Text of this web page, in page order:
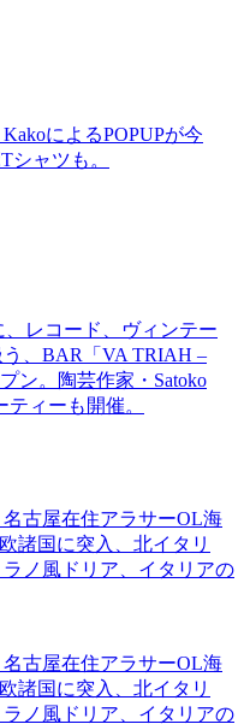
によるPOPUPが今
ャツも。
レコード、ヴィンテー
、BAR「VA TRIAH –
ン。陶芸作家・Satoko
ィーも開催。
古屋在住アラサーOL海
諸国に突入、北イタリ
ノ風ドリア、イタリアの
古屋在住アラサーOL海
諸国に突入、北イタリ
ノ風ドリア、イタリアの